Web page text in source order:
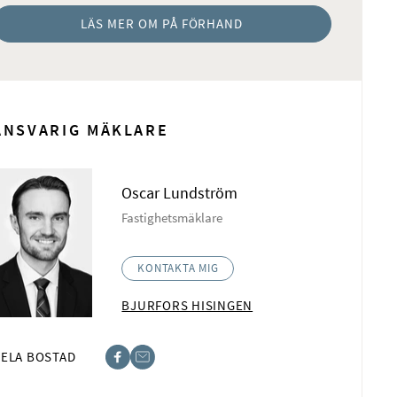
LÄS MER OM PÅ FÖRHAND
MÄKLARE
Oscar Lundström
Fastighetsmäklare
KONTAKTA MIG
BJURFORS HISINGEN
BOSTAD